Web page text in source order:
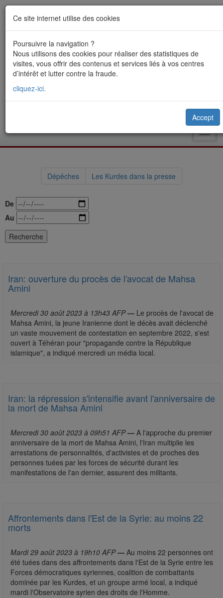
Dépêches Les Kurdes dans la presse
De
Au
Iran: ouverture du procès de l'avocat de Mahsa
Amini
Mercredi 30 août 2023 à 13h43 AFP — Le procès de l'avocat de
Mahsa Amini, la jeune Iranienne dont le décès avait déclenché
un vaste mouvement de contestation en septembre 2022, s'est
ouvert à Téhéran pour "propagande contre la République
islamique", a indiqué mercredi un média local.
Iran: la répression s'intensifie avant l'anniversaire de
la mort de Mahsa Amini
Mercredi 30 août 2023 à 09h51 AFP — A l'approche du premier
anniversaire de la mort de Mahsa Amini, l'Iran multiplie les
arrestations de personnalités, d'activistes et de proches des
personnes tuées par les forces de sécurité durant les
manifestations de l'an dernier, assurent des militants.
Affrontements dans l'Est de la Syrie: au moins 22
morts
Mardi 29 août 2023 à 19h10 AFP — Au moins 22 personnes ont
été tuées dans des affrontements dans l'Est de la Syrie entre les
Forces démocratiques syriennes, coalition de combattants
dominée par les Kurdes, et un groupe armé local, a indiqué
mardi l'Observatoire syrien des droits de l'Homme.
Ce site internet utilise des cookies
Poursuivre la navigation ?
Nous utilisons des cookies pour réaliser des statistiques de
visites, vous offrir des contenus et services liés à vos centres
d’intérêt et lutter contre la fraude.
cliquez-ici.
Accept